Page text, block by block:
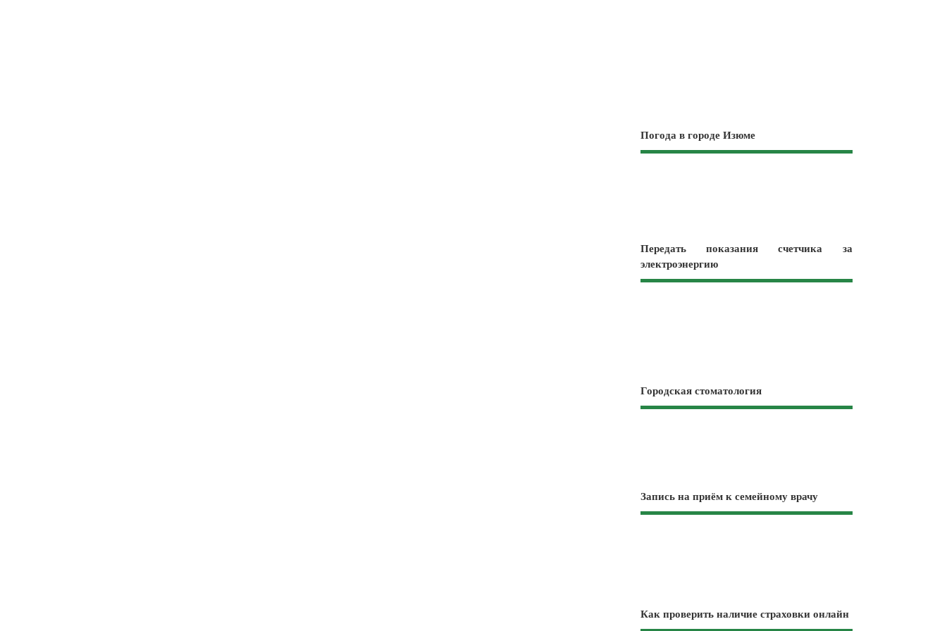
Погода в городе Изюме
Передать показания счетчика за
электроэнергию
Городская стоматология
Запись на приём к семейному врачу
Как проверить наличие страховки онлайн